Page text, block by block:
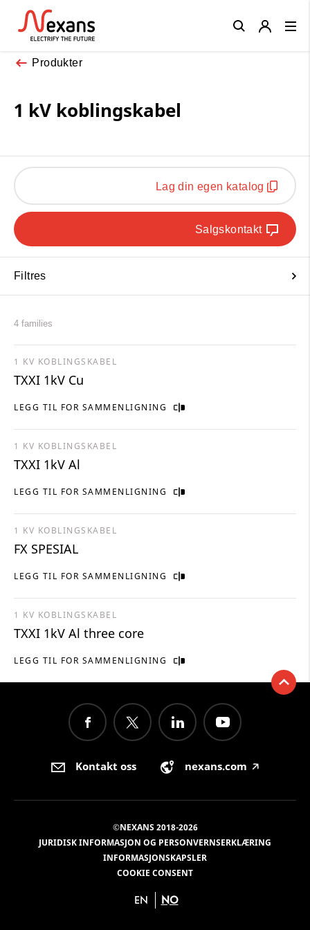
Produkter
1 kV koblingskabel
Lag din egen katalog
Salgskontakt
Filtres
4 families
LEGG TIL FOR SAMMENLIGNING
1 KV KOBLINGSKABEL
TXXI 1kV Cu
LEGG TIL FOR SAMMENLIGNING
1 KV KOBLINGSKABEL
TXXI 1kV Al
LEGG TIL FOR SAMMENLIGNING
1 KV KOBLINGSKABEL
FX SPESIAL
LEGG TIL FOR SAMMENLIGNING
1 KV KOBLINGSKABEL
TXXI 1kV Al three core
Close
Kontakt oss nexans.com 🡥
©NEXANS 2018-2026
JURIDISK INFORMASJON OG PERSONVERNSERKLÆRING
INFORMASJONSKAPSLER
COOKIE CONSENT
EN NO